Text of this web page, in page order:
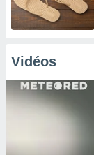
Vidéos